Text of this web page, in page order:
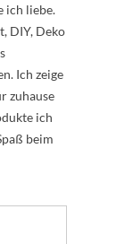
ich liebe.
DIY, Deko
Ich zeige
zuhause
ich
beim